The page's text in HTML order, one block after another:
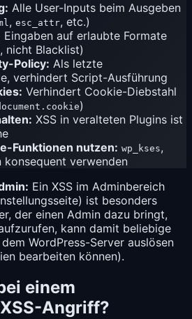
Alle User-Inputs beim Ausgeben
, esc_attr, etc.)
Eingaben auf erlaubte Formate
nicht Blacklist)
Policy: Als letzte
verhindert Script-Ausführung
Verhindert Cookie-Diebstahl
)
XSS in veralteten Plugins ist
Funktionen nutzen: wp_kses,
konsequent verwenden
Ein XSS im Adminbereich
ist besonders
der einen Admin dazu bringt,
kann damit beliebige
WordPress-Server auslösen
bearbeiten können).
einem
Angriff?